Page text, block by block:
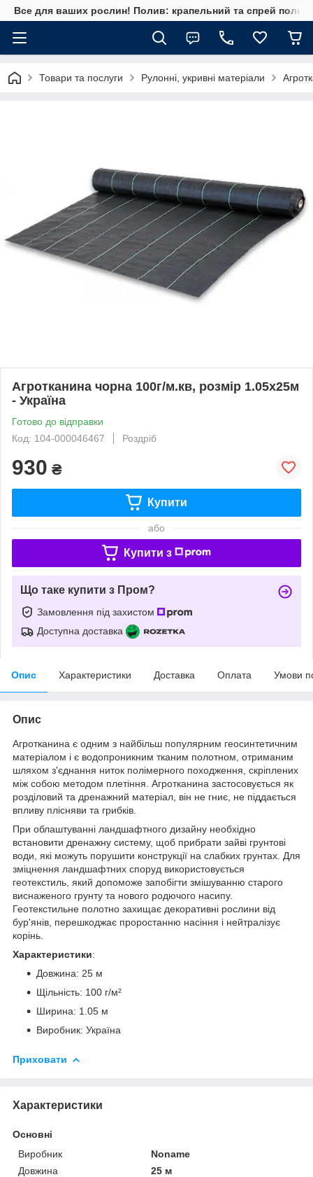
Все для ваших рослин! Полив: крапельний та спрей полив,
Товари та послуги Рулонні, укривні матеріали
Агротканина чорна 100г/м.кв, розмір 1.05х25м
- Україна
Готово до відправки
Код: 104-000046467
Роздріб
930 ₴
Купити
або
Купити з
Що таке купити з Пром?
Замовлення під захистом
Доступна доставка
Опис Характеристики Доставка Оплата Умови
Опис
Агротканина є одним з найбільш популярним геосинтетичним
матеріалом і є водопроникним тканим полотном, отриманим
шляхом з'єднання ниток полімерного походження, скріплених
між собою методом плетіння. Агротканина застосовується як
розділовий та дренажний матеріал, він не гниє, не піддається
впливу плісняви та грибків.
При облаштуванні ландшафтного дизайну необхідно
встановити дренажну систему, щоб прибрати зайві грунтові
води, які можуть порушити конструкції на слабких грунтах. Для
зміцнення ландшафтних споруд використовується
геотекстиль, який допоможе запобігти змішуванню старого
виснаженого грунту та нового родючого насипу.
Геотекстильне полотно захищає декоративні рослини від
бур'янів, перешкоджає проростанню насіння і нейтралізує
корінь.
Характеристики:
Довжина: 25 м
Щільність: 100 г/м²
Ширина: 1.05 м
Виробник: Україна
Приховати
Характеристики
Основні
Виробник
Noname
Довжина
25 м